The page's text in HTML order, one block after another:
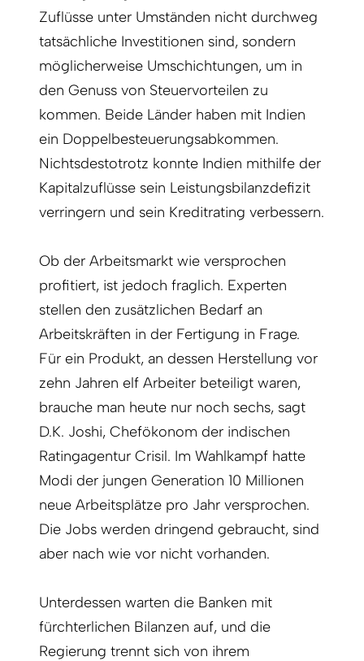
Zuflüsse unter Umständen nicht durchweg
tatsächliche Investitionen sind, sondern
möglicherweise Umschichtungen, um in
den Genuss von Steuervorteilen zu
kommen. Beide Länder haben mit Indien
ein Doppelbesteuerungsabkommen.
Nichtsdestotrotz konnte Indien mithilfe der
Kapitalzuflüsse sein Leistungsbilanzdefizit
verringern und sein Kredit­rating verbessern.
Ob der Arbeitsmarkt wie versprochen
profitiert, ist jedoch fraglich. Experten
stellen den zusätzlichen Bedarf an
Arbeitskräften in der Fertigung in Frage.
Für ein Produkt, an dessen Herstellung vor
zehn Jahren elf Arbeiter beteiligt waren,
brauche man heute nur noch sechs, sagt
D.K. Joshi, Chefökonom der indischen
Ratingagentur Crisil. Im Wahlkampf hatte
Modi der jungen Generation 10 Millionen
neue Arbeitsplätze pro Jahr versprochen.
Die Jobs werden dringend gebraucht, sind
aber nach wie vor nicht vorhanden.
Unterdessen warten die Banken mit
fürchterlichen Bilanzen auf, und die
Regierung trennt sich von ihrem